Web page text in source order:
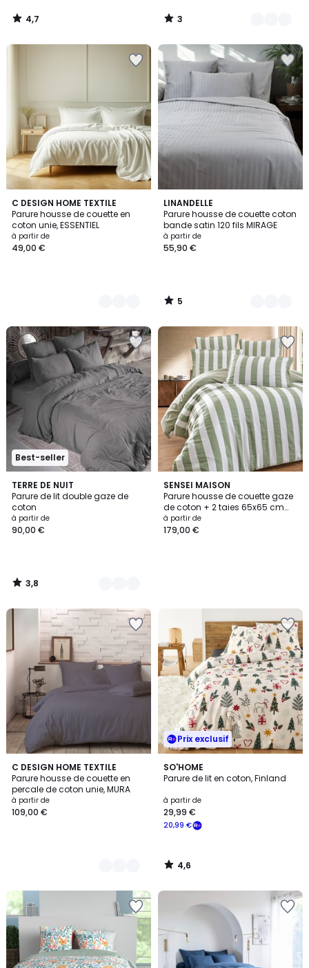
4,7
/
3
/
C DESIGN HOME TEXTILE
Parure housse de couette en
coton unie, ESSENTIEL
à partir de
49,00 €
8
Couleurs
LINANDELLE
Parure housse de couette coton
bande satin 120 fils MIRAGE
à partir de
55,90 €
5
/
5
5
Couleurs
5
/
Best-seller
TERRE DE NUIT
Parure de lit double gaze de
coton
à partir de
90,00 €
3,8
/ 5
15
Couleurs
3,8
/
SENSEI MAISON
Parure housse de couette gaze
de coton + 2 taies 65x65 cm
ARTHUR LOFT
à partir de
179,00 €
C DESIGN HOME TEXTILE
Parure housse de couette en
percale de coton unie, MURA
à partir de
109,00 €
2
Couleurs
Prix exclusif
SO'HOME
Parure de lit en coton, Finland
à partir de
20,99 €
29,99 €
4,6
/ 5
4,6
/